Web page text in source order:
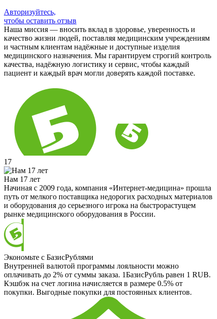
Авторизуйтесь,
чтобы оставить отзыв
Наша миссия — вносить вклад в здоровье, уверенность и
качество жизни людей, поставляя медицинским учреждениям
и частным клиентам надёжные и доступные изделия
медицинского назначения. Мы гарантируем строгий контроль
качества, надёжную логистику и сервис, чтобы каждый
пациент и каждый врач могли доверять каждой поставке.
17
Нам 17 лет
Начиная с 2009 года, компания «Интернет-медицина» прошла
путь от мелкого поставщика недорогих расходных материалов
и оборудования до серьезного игрока на быстрорастущем
рынке медицинского оборудования в России.
Экономьте с БазисРублями
Внутренней валютой программы лояльности можно
оплачивать до 2% от суммы заказа. 1БазисРубль равен 1 RUB.
Кэшбэк на счет логина начисляется в размере 0.5% от
покупки. Выгодные покупки для постоянных клиентов.